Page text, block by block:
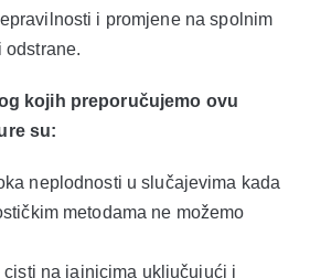
i promjene na spolnim
odstrane.
kojih preporučujemo ovu
su:
neplodnosti u slučajevima kada
metodama ne možemo
na jajnicima uključujući i